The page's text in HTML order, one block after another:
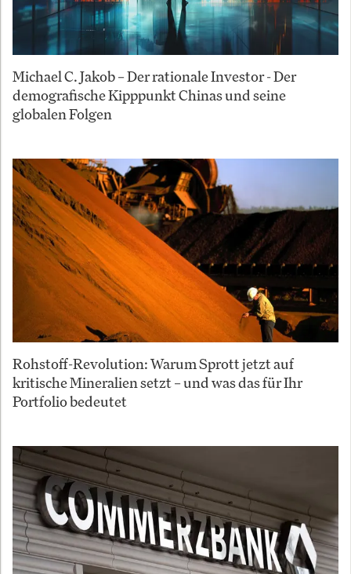
Michael C. Jakob – Der rationale Investor - Der
demografische Kipppunkt Chinas und seine
globalen Folgen
Rohstoff-Revolution: Warum Sprott jetzt auf
kritische Mineralien setzt – und was das für Ihr
Portfolio bedeutet